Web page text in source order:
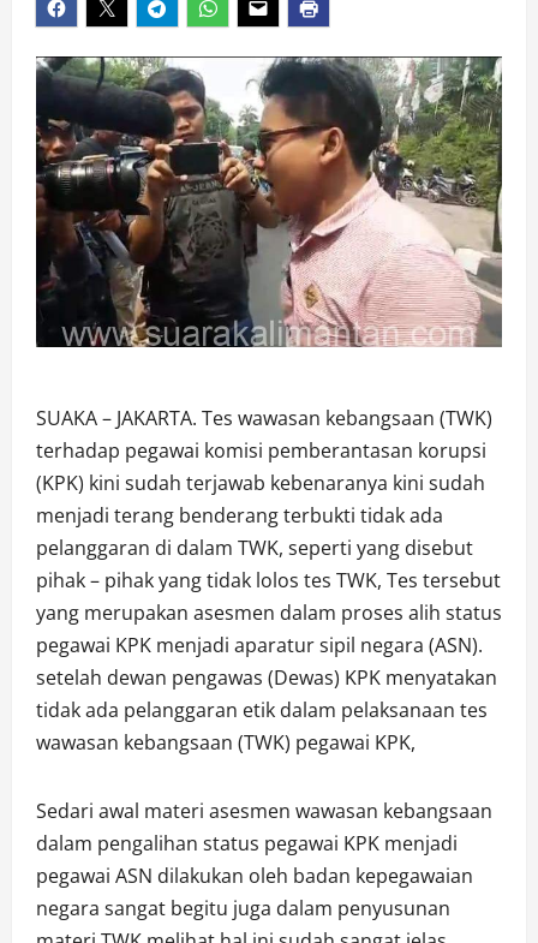
SUAKA – JAKARTA. Tes wawasan kebangsaan (TWK)
terhadap pegawai komisi pemberantasan korupsi
(KPK) kini sudah terjawab kebenaranya kini sudah
menjadi terang benderang terbukti tidak ada
pelanggaran di dalam TWK, seperti yang disebut
pihak – pihak yang tidak lolos tes TWK, Tes tersebut
yang merupakan asesmen dalam proses alih status
pegawai KPK menjadi aparatur sipil negara (ASN).
setelah dewan pengawas (Dewas) KPK menyatakan
tidak ada pelanggaran etik dalam pelaksanaan tes
wawasan kebangsaan (TWK) pegawai KPK,
Sedari awal materi asesmen wawasan kebangsaan
dalam pengalihan status pegawai KPK menjadi
pegawai ASN dilakukan oleh badan kepegawaian
negara sangat begitu juga dalam penyusunan